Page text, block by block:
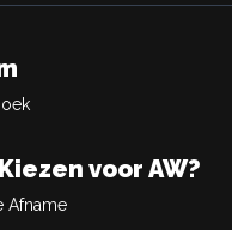
voor AW?
Afname